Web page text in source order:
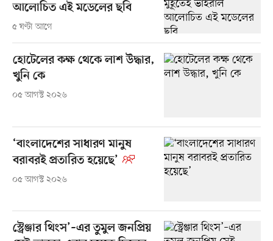
আলোচিত এই মডেলের ছবি
৫ ঘণ্টা আগে
হোটেলের কক্ষ থেকে লাশ উদ্ধার,
খুনি কে
০৫ আগস্ট ২০২৬
‘বাংলাদেশের সাধারণ মানুষ
বরাবরই প্রতারিত হয়েছে’
০৫ আগস্ট ২০২৬
স্ট্রেঞ্জার থিংস’–এর তুমুল জনপ্রিয়